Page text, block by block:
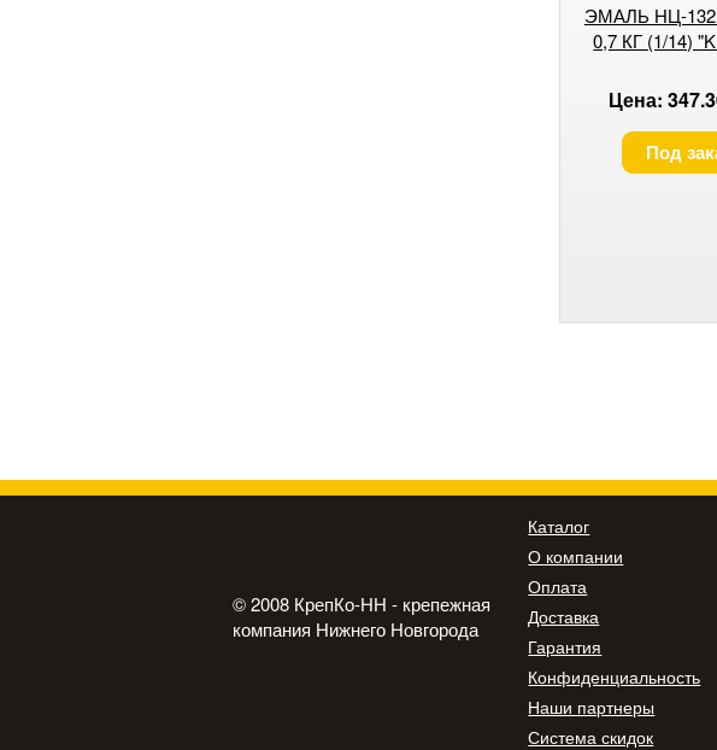
ЭМАЛЬ НЦ-
0,7 КГ (1/14)
Цена:
Под
© 2008 КрепКо-НН - крепежная
компания Нижнего Новгорода
Каталог
О компании
Оплата
Доставка
Гарантия
Конфиденциальность
Наши партнеры
Система скидок